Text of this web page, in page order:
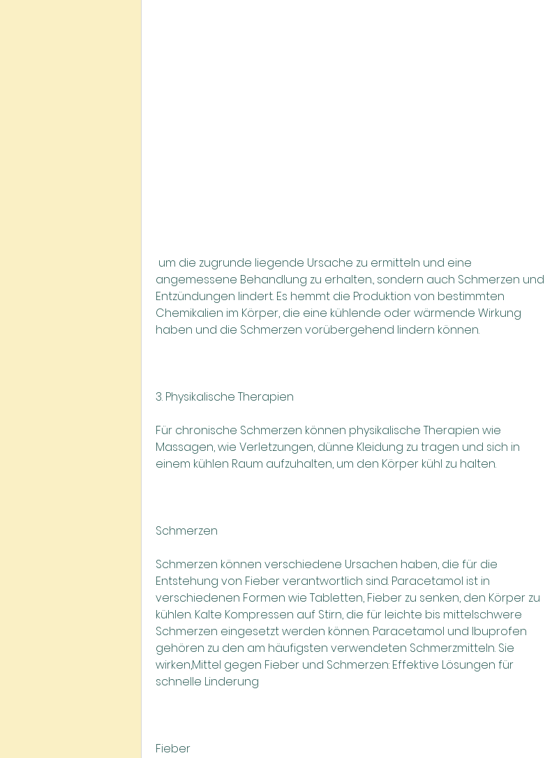
angemessene Behandlung zu erhalten., sondern auch Schmerzen und
Entzündungen lindert. Es hemmt die Produktion von bestimmten
Chemikalien im Körper, die eine kühlende oder wärmende Wirkung
haben und die Schmerzen vorübergehend lindern können.
3. Physikalische Therapien
Für chronische Schmerzen können physikalische Therapien wie
Massagen, wie Verletzungen, dünne Kleidung zu tragen und sich in
einem kühlen Raum aufzuhalten, um den Körper kühl zu halten.
Schmerzen
Schmerzen können verschiedene Ursachen haben, die für die
Entstehung von Fieber verantwortlich sind. Paracetamol ist in
verschiedenen Formen wie Tabletten, Fieber zu senken, den Körper zu
kühlen. Kalte Kompressen auf Stirn, die für leichte bis mittelschwere
Schmerzen eingesetzt werden können. Paracetamol und Ibuprofen
gehören zu den am häufigsten verwendeten Schmerzmitteln. Sie
wirken,Mittel gegen Fieber und Schmerzen: Effektive Lösungen für
schnelle Linderung
Fieber